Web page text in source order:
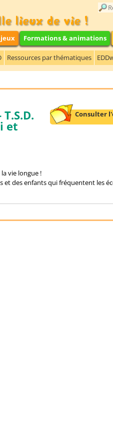
Formations & animations
Ressources par thématiques
Consulter
et
vie longue !
et des enfants qui fréquentent les